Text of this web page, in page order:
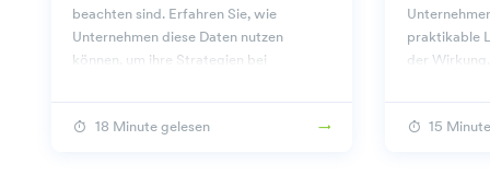
beachten sind. Erfahren Sie, wie
Unternehmen diese Daten nutzen
können, um ihre Strategien bei
18 Minute gelesen
praktikable
der Wirkung.
15